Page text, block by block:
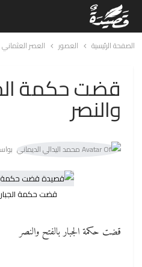
الصفحة الرئيسية العصور العصر العثماني
قضت حكمة
والنصر
قضت حكمة الجبار
قضت حكمة الجبار بالفتح والنصر